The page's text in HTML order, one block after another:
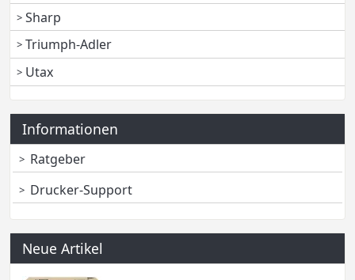
Sharp
Triumph-Adler
Utax
Informationen
Ratgeber
Drucker-Support
Neue Artikel